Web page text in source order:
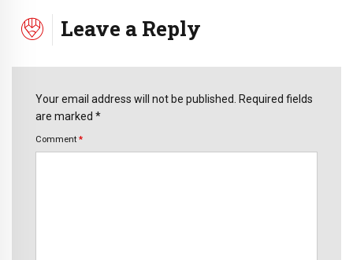
Leave a Reply
Your email address will not be published. Required fields
are marked *
Comment *